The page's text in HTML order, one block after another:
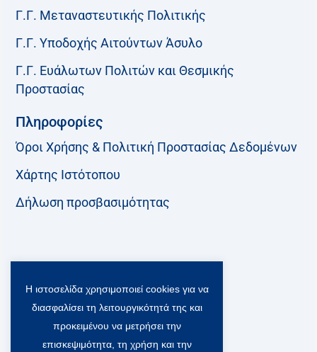
Γ.Γ. Μεταναστευτικής Πολιτικής
Γ.Γ. Υποδοχής Αιτούντων Άσυλο
Γ.Γ. Ευάλωτων Πολιτών και Θεσμικής
Προστασίας
Πληροφορίες
Όροι Χρήσης & Πολιτική Προστασίας Δεδομένων
Χάρτης Ιστότοπου
Δήλωση προσβασιμότητας
F
a
T
w
t
t
L
i
k
e
Y
o
u
t
u
Viber Community:
Η ιστοσελίδα χρησιμοποιεί cookies για να
διασφαλίσει τη λειτουργικότητά της και
προκειμένου να μετρήσει την
επισκεψιμότητα, τη χρήση και την